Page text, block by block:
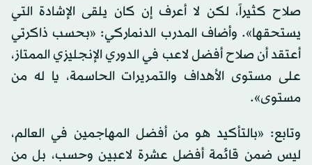
صلاح كثيراً، لكن لا أعرف إن كان يلقى الإشادة التي
يستحقها». وأضاف المدرب الدنماركي: «بحسب ذاكرتي
أعتقد أن صلاح أفضل لاعب في الدوري الإنجليزي الممتاز،
على مستوى الأهداف والتمريرات الحاسمة، يا له من
مستوى».
وتابع: «بالتأكيد هو من أفضل المهاجمين في العالم،
ليس ضمن قائمة أفضل عشرة لاعبين وحسب، بل من